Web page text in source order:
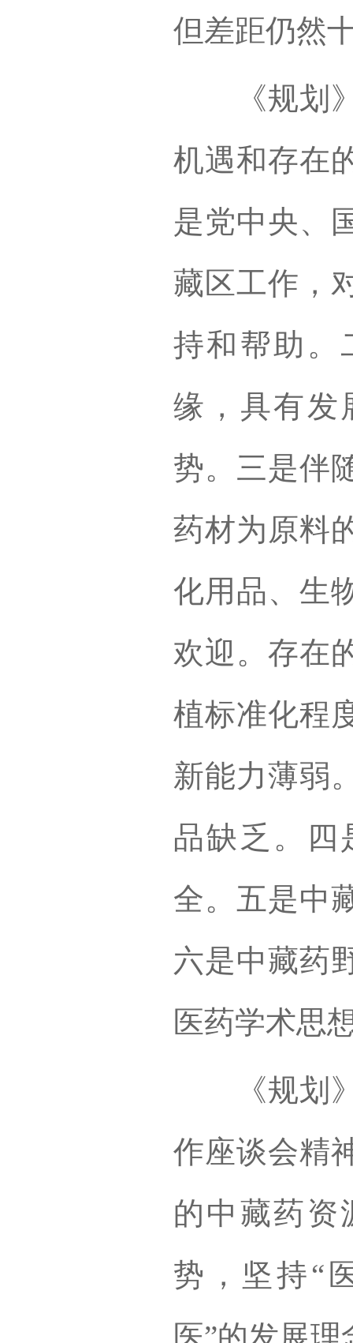
但差距仍然
《规划》
机遇和存在
是党中央、
藏区工作，
持和帮助。
缘，具有发
势。三是伴
药材为原料
化用品、生
欢迎。存在
植标准化程
新能力薄弱
品缺乏。四
全。五是中
六是中藏药
医药学术思
《规划》
作座谈会精
的中藏药资
势，坚持“